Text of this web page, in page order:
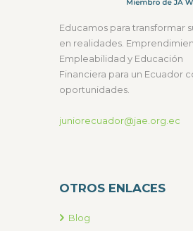
Educamos para transformar
en realidades.
Empleabilidad y Educación
Financiera para un Ecuador
oportunidades.
juniorecuador@jae.org.ec
OTROS ENLACES
Blog